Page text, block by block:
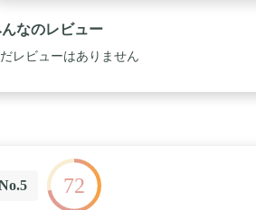
なのレビュー
レビューはありません
72